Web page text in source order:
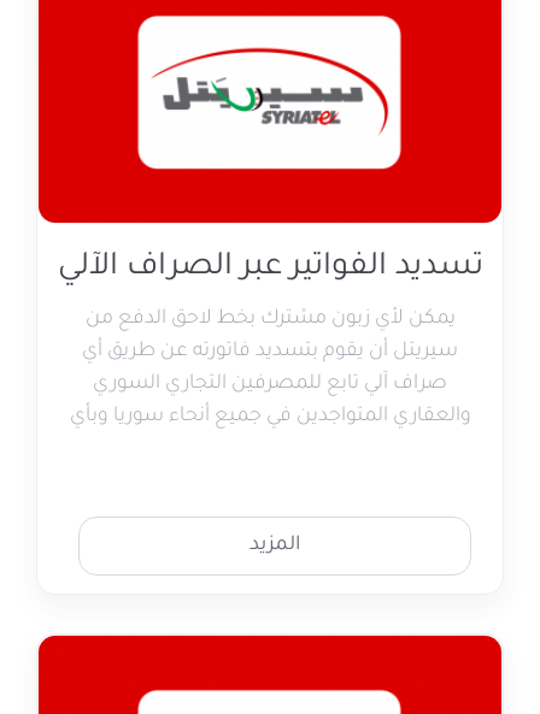
تسديد الفواتير عبر الصراف الآلي
يمكن لأي زبون مشترك بخط لاحق الدفع من
سيريتل أن يقوم بتسديد فاتورته عن طريق أي
صراف آلي تابع للمصرفين التجاري السوري
والعقاري المتواجدين في جميع أنحاء سوريا وبأي
المزيد